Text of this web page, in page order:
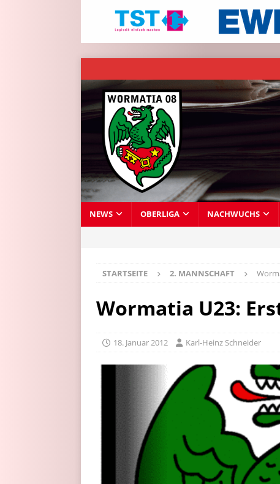
NEWS OBERLIGA NACHWUCHS
STARTSEITE 2. MANNSCHAFT
Wormatia U23:
18. Januar 2012 Karl-Heinz Schneider